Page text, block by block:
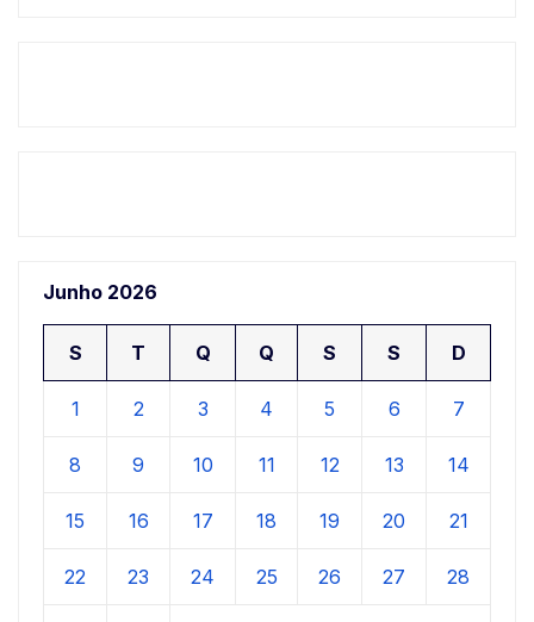
Junho 2026
S T Q Q S S D
1 2 3 4 5 6 7
8 9 10 11 12 13 14
15 16 17 18 19 20 21
22 23 24 25 26 27 28